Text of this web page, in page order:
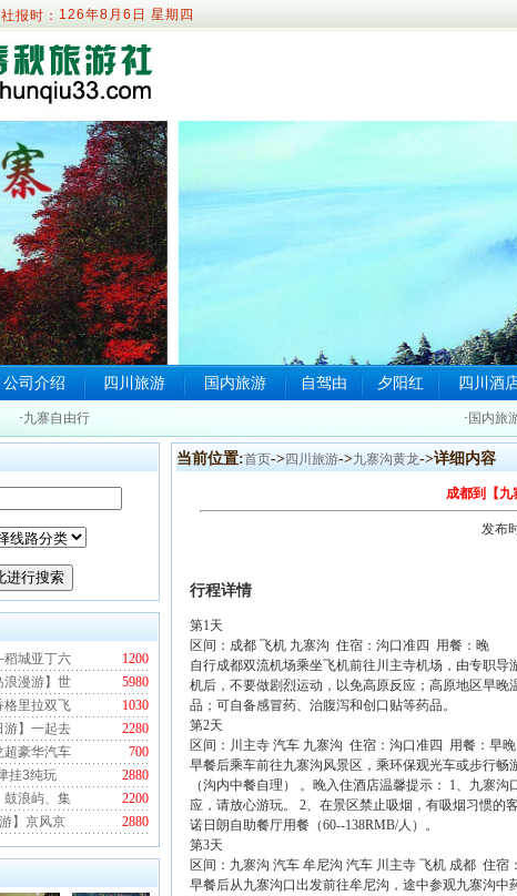
报时： 126年8月6日 星期四
公司介绍 四川旅游 国内旅游 自驾由 夕阳红 四川酒
·九寨自由行 · 国内旅
城亚丁六
1200
漫游】世
5980
里拉双飞
1030
】一起去
2280
豪华汽车
700
挂3纯玩
2880
浪屿、集
2200
】京风京 2880
当前位置:首页->四川旅游->九寨沟黄龙->详细内容
成都到【九
发布
行程详情
第1天
区间：成都 飞机 九寨沟 住宿：沟口准四 用餐：晚
自行成都双流机场乘坐飞机前往川主寺机场，由专职
机后，不要做剧烈运动，以免高原反应；高原地区早
品；可自备感冒药、治腹泻和创口贴等药品。
第2天
区间：川主寺 汽车 九寨沟 住宿：沟口准四 用餐：早晚
早餐后乘车前往九寨沟风景区，乘环保观光车或步行
（沟内中餐自理） 。晚入住酒店温馨提示： 1、九寨
应，请放心游玩。 2、在景区禁止吸烟，有吸烟习惯的
诺日朗自助餐厅用餐（60--138RMB/人）。
第3天
区间：九寨沟 汽车 牟尼沟 汽车 川主寺 飞机 成都 住宿
早餐后从九寨沟口出发前往牟尼沟，途中参观九寨沟